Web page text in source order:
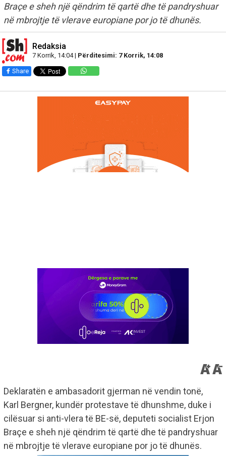
Braçe e sheh një qëndrim të qartë dhe të pandryshuar
në mbrojtje të vlerave europiane por jo të dhunës.
Redaksia
7 Korrik, 14:04 | Përditesimi: 7 Korrik, 14:08
Share
Deklaratën e ambasadorit gjerman në vendin tonë,
Karl Bergner, kundër protestave të dhunshme, duke i
cilësuar si anti-vlera të BE-së, deputeti socialist Erjon
Braçe e sheh një qëndrim të qartë dhe të pandryshuar
në mbrojtje të vlerave europiane por jo të dhunës.